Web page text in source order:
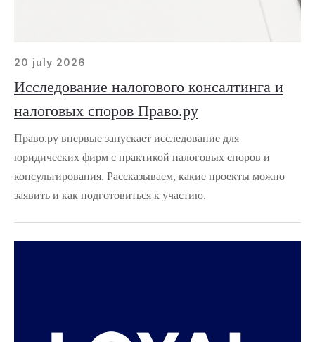
20 july 2026
Исследование налогового консалтинга и
налоговых споров Право.ру
Право.ру впервые запускает исследование для
юридических фирм с практикой налоговых споров и
консультирования. Рассказываем, какие проекты можно
заявить и как подготовиться к участию.